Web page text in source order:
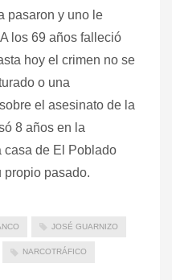
pasaron y uno le
los 69 años falleció
hoy el crimen no se
o una
el asesinato de la
8 años en la
casa de El Poblado
propio pasado.
JOSÉ GUARNIZO
NARCOTRÁFICO